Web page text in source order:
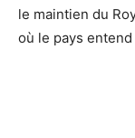
le maintien du
où le pays